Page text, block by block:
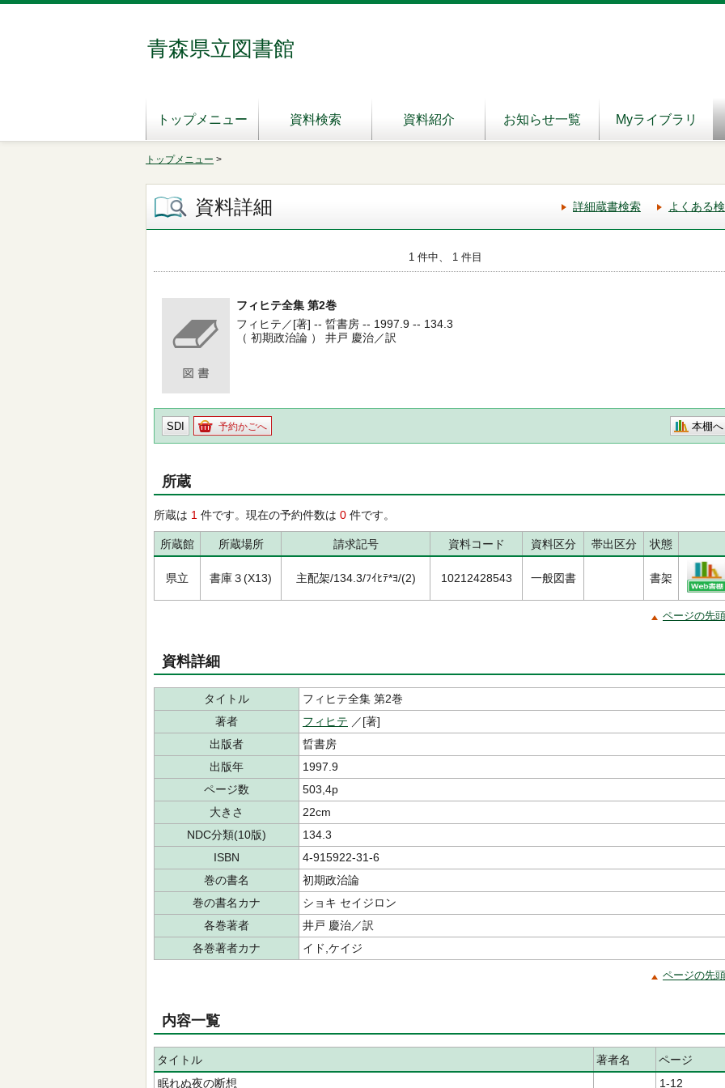
青森県立図書館
トップメニュー 資料検索 資料紹介 お知らせ一覧 Myライブラリ
トップメニュー >
資料詳細 詳細蔵書検索 よくある
1 件中、 1 件目
フィヒテ全集 第2巻
フィヒテ／[著] -- 晢書房 -- 1997.9 -- 134.3
（ 初期政治論 ） 井戸 慶治／訳
SDI 予約かごへ 本棚へ
所蔵
所蔵は 1 件です。現在の予約件数は 0 件です。
所蔵館 所蔵場所 請求記号 資料コード 資料区分 帯出区分 状態
県立 書庫３(X13) 主配架/134.3/ﾌｲﾋﾃ*ﾖ/(2) 10212428543 一般図書 書架
ページの先
資料詳細
タイトル
フィヒテ全集 第2巻
著者
フィヒテ ／[著]
出版者
晢書房
出版年
1997.9
ページ数
503,4p
大きさ
22cm
NDC分類(10版)
134.3
ISBN
4-915922-31-6
巻の書名
初期政治論
巻の書名カナ
ショキ セイジロン
各巻著者
井戸 慶治／訳
各巻著者カナ
イド,ケイジ
ページの先
内容一覧
タイトル 著者名
ページ
眠れぬ夜の断想
1-12